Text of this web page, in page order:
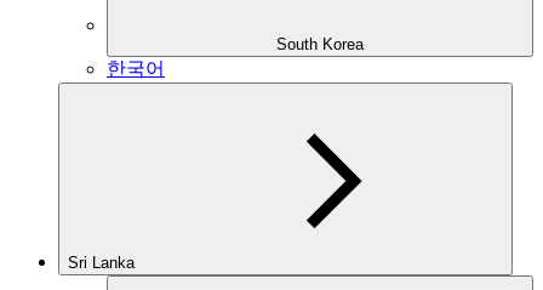
South Korea
한국어
Sri Lanka